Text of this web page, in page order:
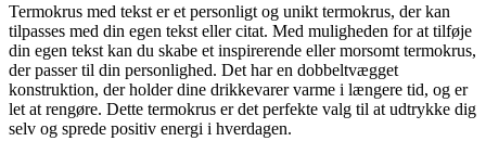
Termokrus med tekst er et personligt og unikt termokrus, der kan
tilpasses med din egen tekst eller citat. Med muligheden for at tilføje
din egen tekst kan du skabe et inspirerende eller morsomt termokrus,
der passer til din personlighed. Det har en dobbeltvægget
konstruktion, der holder dine drikkevarer varme i længere tid, og er
let at rengøre. Dette termokrus er det perfekte valg til at udtrykke dig
selv og sprede positiv energi i hverdagen.